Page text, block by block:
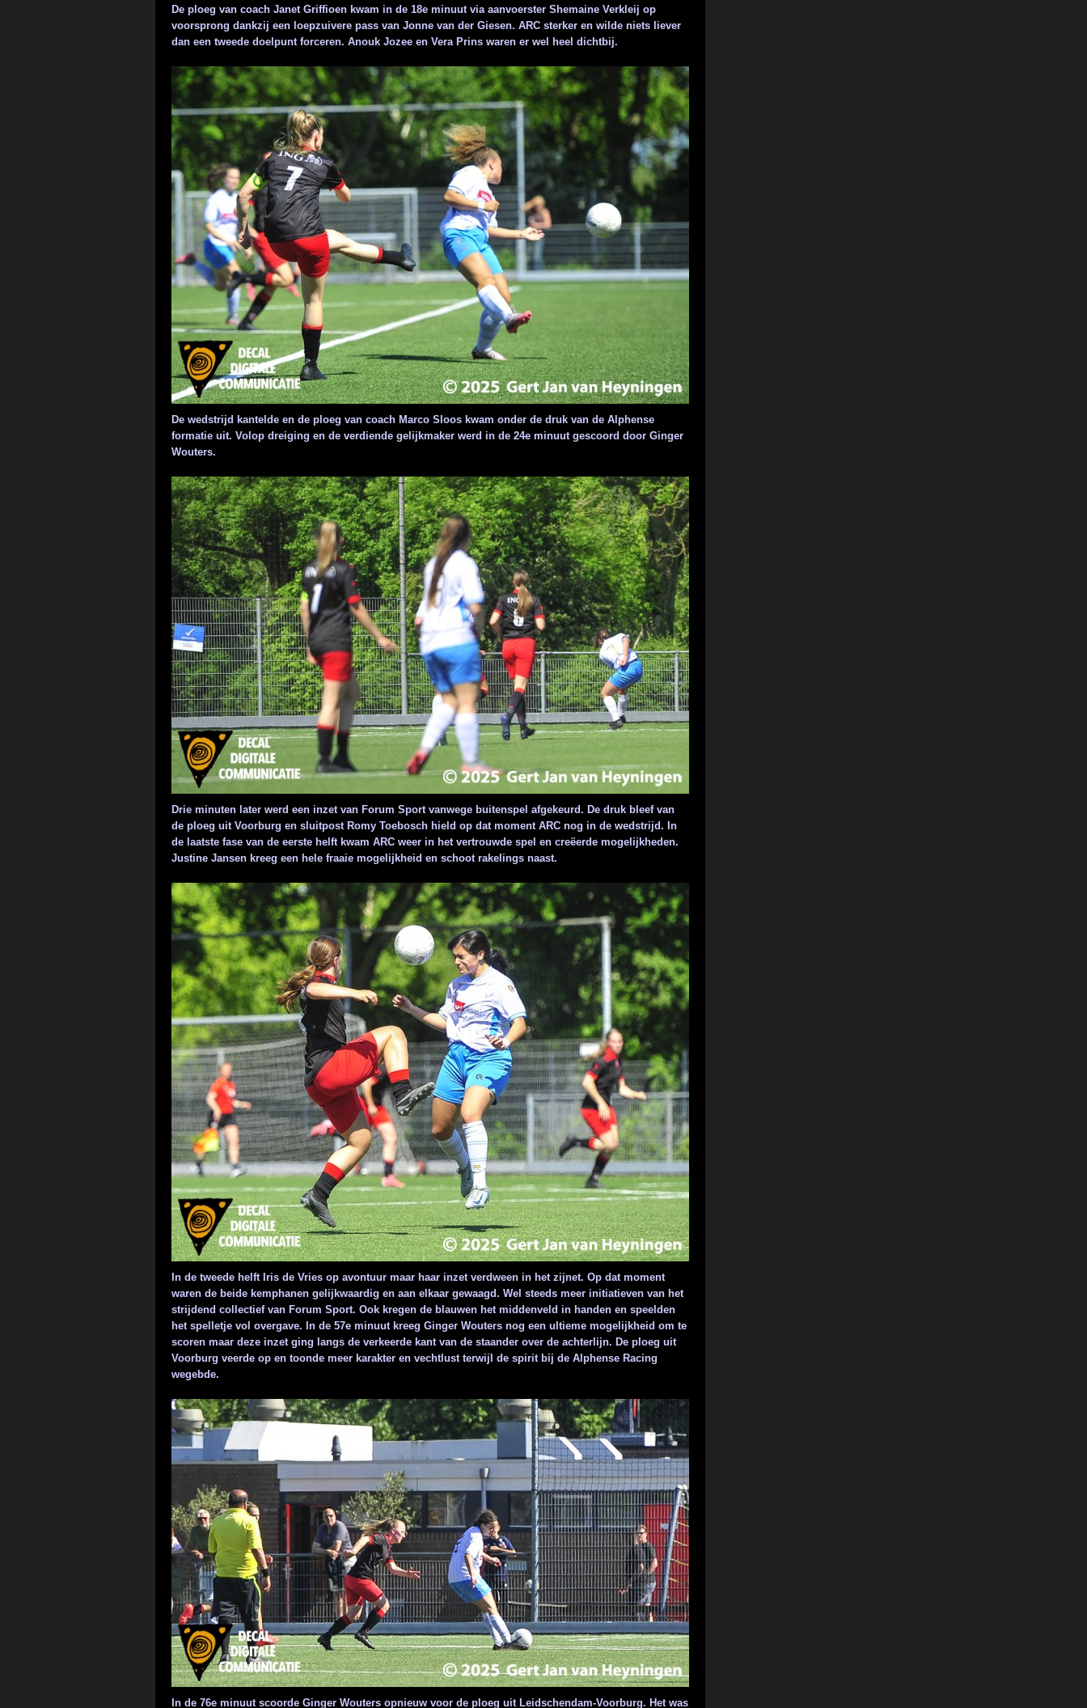
De ploeg van coach Janet Griffioen kwam in de 18e minuut via aanvoerster Shemaine Verkleij op
voorsprong dankzij een loepzuivere pass van Jonne van der Giesen. ARC sterker en wilde niets liever
dan een tweede doelpunt forceren. Anouk Jozee en Vera Prins waren er wel heel dichtbij.
De wedstrijd kantelde en de ploeg van coach Marco Sloos kwam onder de druk van de Alphense
formatie uit. Volop dreiging en de verdiende gelijkmaker werd in de 24e minuut gescoord door Ginger
Wouters.
Drie minuten later werd een inzet van Forum Sport vanwege buitenspel afgekeurd. De druk bleef van
de ploeg uit Voorburg en sluitpost Romy Toebosch hield op dat moment ARC nog in de wedstrijd. In
de laatste fase van de eerste helft kwam ARC weer in het vertrouwde spel en creëerde mogelijkheden.
Justine Jansen kreeg een hele fraaie mogelijkheid en schoot rakelings naast.
In de tweede helft Iris de Vries op avontuur maar haar inzet verdween in het zijnet. Op dat moment
waren de beide kemphanen gelijkwaardig en aan elkaar gewaagd. Wel steeds meer initiatieven van het
strijdend collectief van Forum Sport. Ook kregen de blauwen het middenveld in handen en speelden
het spelletje vol overgave. In de 57e minuut kreeg Ginger Wouters nog een ultieme mogelijkheid om te
scoren maar deze inzet ging langs de verkeerde kant van de staander over de achterlijn. De ploeg uit
Voorburg veerde op en toonde meer karakter en vechtlust terwijl de spirit bij de Alphense Racing
wegebde.
In de 76e minuut scoorde Ginger Wouters opnieuw voor de ploeg uit Leidschendam-Voorburg. Het was